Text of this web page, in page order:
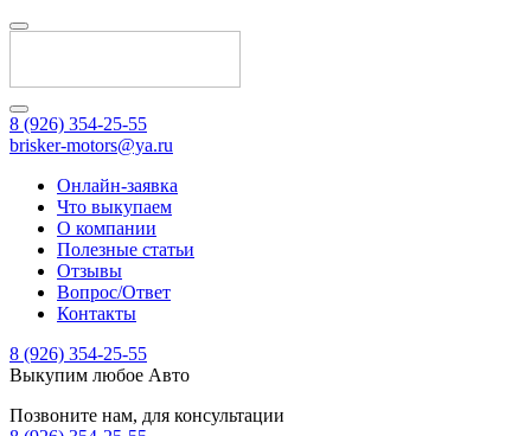
8 (926) 354-25-55
brisker-motors@ya.ru
Онлайн-заявка
Что выкупаем
О компании
Полезные статьи
Отзывы
Вопрос/Ответ
Контакты
8 (926) 354-25-55
Выкупим любое Авто
Позвоните нам, для консультации